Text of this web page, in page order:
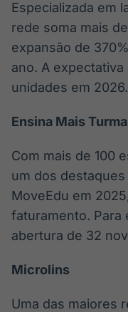
Especializada em
rede soma mais
expansão de
ano. A expectativa
unidades em 2026.
Ensina Mais
Com mais de 100
um dos
MoveEdu em
faturamento. Para
abertura de 32
Microlins
Uma das maiores